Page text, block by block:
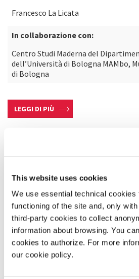
This website uses cookies
We use essential technical cookies
functioning of the site and, only
third-party cookies to collect
information about browsing. You
cookies to authorize. For more
our cookie policy.
Francesco La Licata
In collaborazione con:
Centro Studi Maderna del
dell’Università di Bologna MAMbo,
di Bologna
LEGGI DI PIÙ